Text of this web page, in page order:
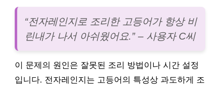
“전자레인지로 조리한 고등어가 항상 비
린내가 나서 아쉬웠어요.” – 사용자 C씨
이 문제의 원인은 잘못된 조리 방법이나 시간 설정
입니다. 전자레인지는 고등어의 특성상 과도하게 조